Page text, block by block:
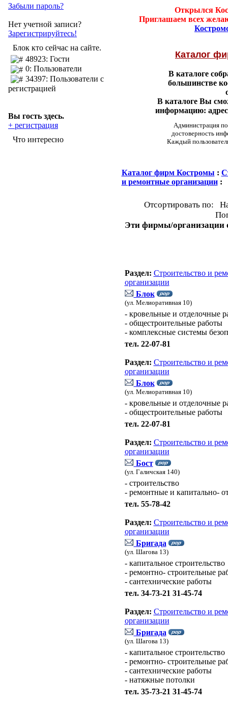
Забыли пароль?
Нет учетной записи?
Зарегистрируйтесь!
Блок кто сейчас на сайте.
48923: Гости
0: Пользователи
34397: Пользователи с
регистрацией
Вы гость здесь.
+ регистрация
Что интересно
Открылся
Приглашаем всех
Каталог
В каталоге
большинстве
В каталоге Вы
информацию:
Администрация
достоверность
Каждый
Каталог фирм Костромы :
и ремонтные организации:
Отсортировать по:
Эти фирмы/организации
Раздел: Строительство и
организации
Блок
(ул. Мелиоративная 10)
- кровельные и отделочные
- общестроительные работы
- комплексные системы
тел. 22-07-81
Раздел: Строительство и
организации
Блок
(ул. Мелиоративная 10)
- кровельные и отделочные
- общестроительные работы
тел. 22-07-81
Раздел: Строительство и
организации
Бост
(ул. Галичская 140)
- строительство
- ремонтные и капитально-
тел. 55-78-42
Раздел: Строительство и
организации
Бригада
(ул. Шагова 13)
- капитальное строительство
- ремонтно- строительные
- сантехнические работы
тел. 34-73-21 31-45-74
Раздел: Строительство и
организации
Бригада
(ул. Шагова 13)
- капитальное строительство
- ремонтно- строительные
- сантехнические работы
- натяжные потолки
тел. 35-73-21 31-45-74